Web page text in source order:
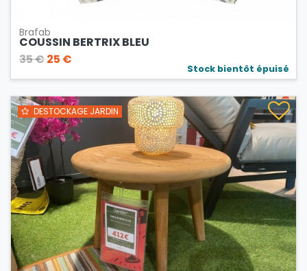
Brafab
COUSSIN BERTRIX BLEU
35 €25 €
Stock bientôt épuisé
DESTOCKAGE JARDIN